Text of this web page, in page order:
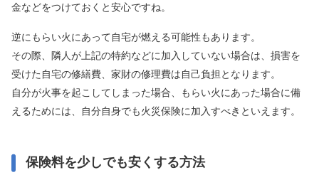
金などをつけておくと安心ですね。
逆にもらい火にあって自宅が燃える可能性もあります。
その際、隣人が上記の特約などに加入していない場合は、損害を
受けた自宅の修繕費、家財の修理費は自己負担となります。
自分が火事を起こしてしまった場合、もらい火にあった場合に備
えるためには、自分自身でも火災保険に加入すべきといえます。
保険料を少しでも安くする方法